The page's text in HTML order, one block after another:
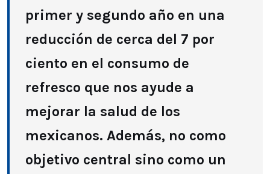
primer y segundo año en una
reducción de cerca del 7 por
ciento en el consumo de
refresco que nos ayude a
mejorar la salud de los
mexicanos. Además, no como
objetivo central sino como un